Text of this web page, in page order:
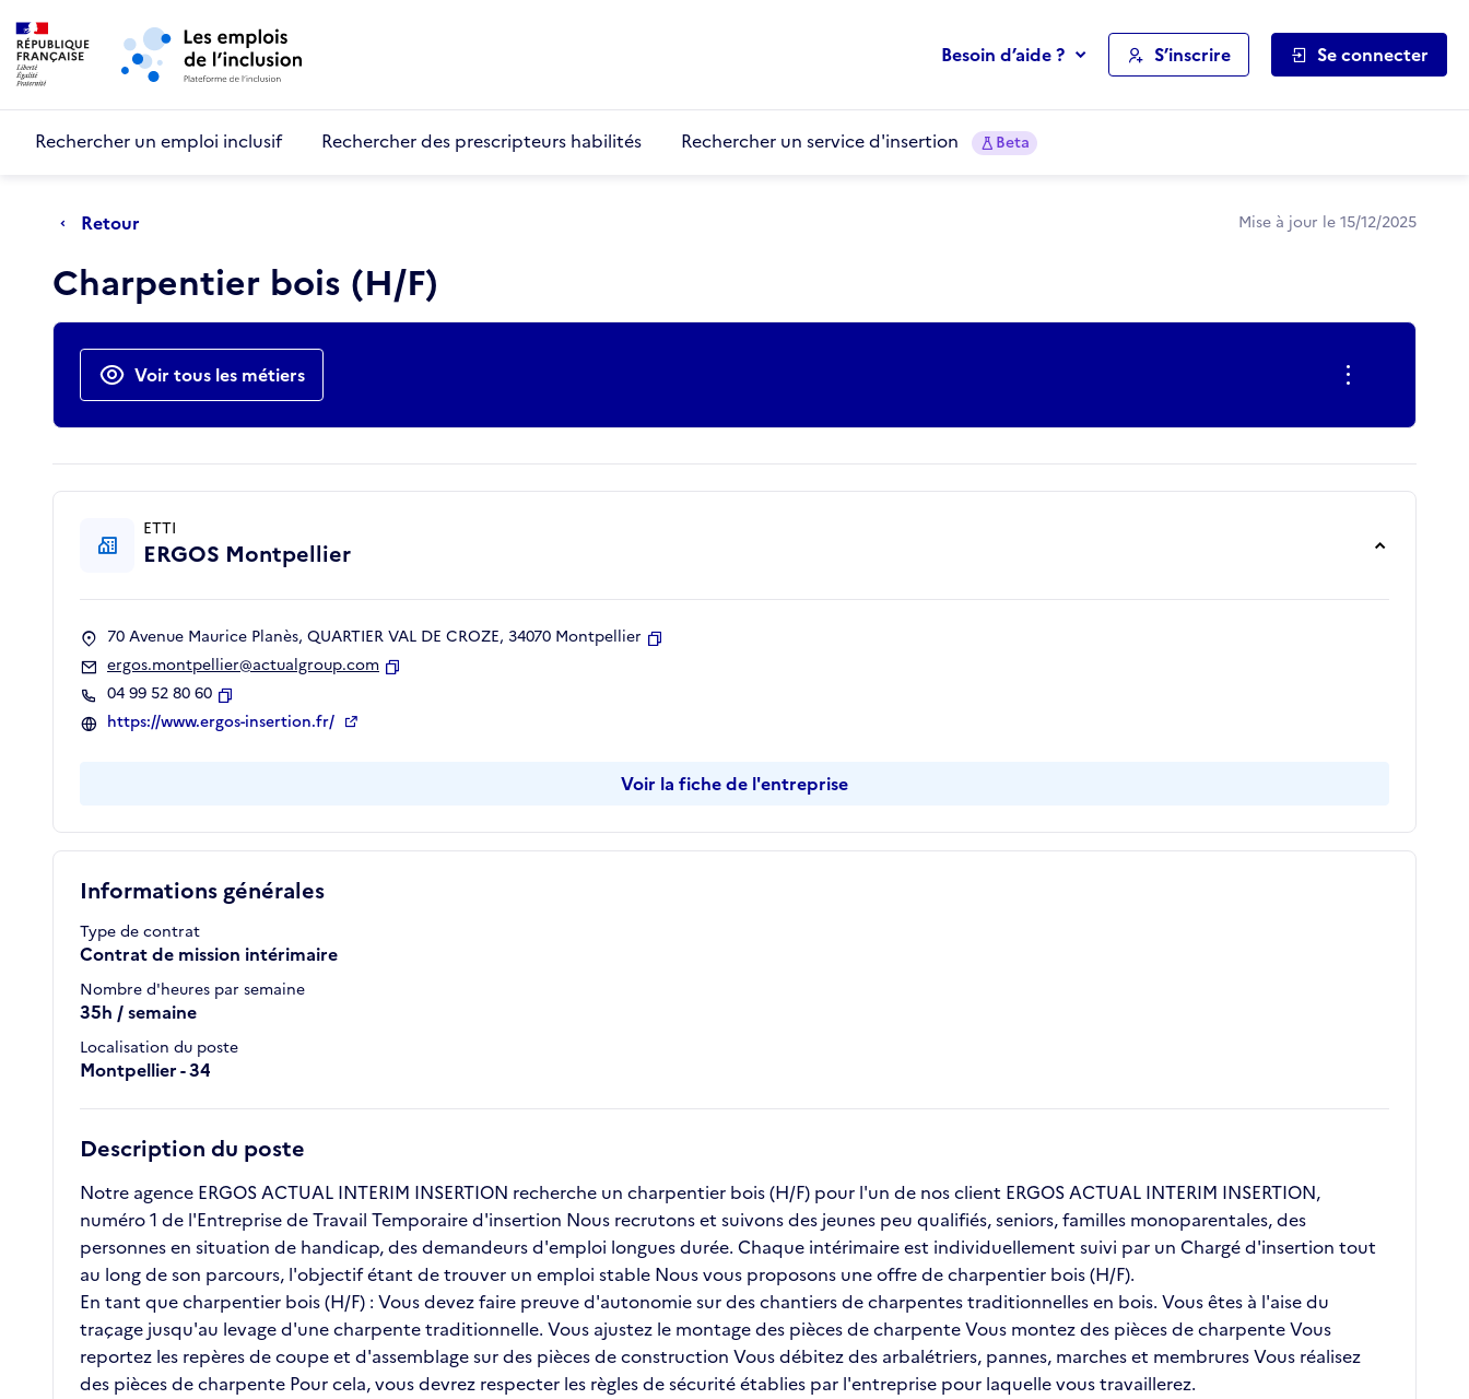
Aller au menu principal
Besoin d’aide ? S’inscrire Se connecter
Rechercher un emploi inclusif Rechercher des prescripteurs habilités Rechercher un service d'insertion Beta
Retour Mise à jour le 15/12/2025
Charpentier bois (H/F)
Actions rapides
Voir tous les métiers
Informations générales
Type de contrat
Contrat de mission intérimaire
Nombre d'heures par semaine
35h / semaine
Localisation du poste
Montpellier - 34
Description du poste
Notre agence ERGOS ACTUAL INTERIM INSERTION recherche un charpentier bois (H/F) pour l'un de nos client ERGOS ACTUAL INTERIM INSERTION,
numéro 1 de l'Entreprise de Travail Temporaire d'insertion Nous recrutons et suivons des jeunes peu qualifiés, seniors, familles monoparentales, des
personnes en situation de handicap, des demandeurs d'emploi longues durée. Chaque intérimaire est individuellement suivi par un Chargé d'insertion tout
au long de son parcours, l'objectif étant de trouver un emploi stable Nous vous proposons une offre de charpentier bois (H/F).
En tant que charpentier bois (H/F) : Vous devez faire preuve d'autonomie sur des chantiers de charpentes traditionnelles en bois. Vous êtes à l'aise du
traçage jusqu'au levage d'une charpente traditionnelle. Vous ajustez le montage des pièces de charpente Vous montez des pièces de charpente Vous
reportez les repères de coupe et d'assemblage sur des pièces de construction Vous débitez des arbalétriers, pannes, marches et membrures Vous réalisez
des pièces de charpente Pour cela, vous devrez respecter les règles de sécurité établies par l'entreprise pour laquelle vous travaillerez.
ETTI
ERGOS Montpellier
70 Avenue Maurice Planès, QUARTIER VAL DE CROZE, 34070 Montpellier
ergos.montpellier@actualgroup.com
04 99 52 80 60
Copier
https://www.ergos-insertion.fr/
Voir la fiche de l'entreprise